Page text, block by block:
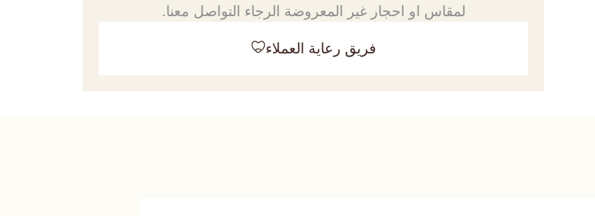
لمقاس او احجار غير المعروضة الرجاء التواصل معنا.
فريق رعاية العملاء